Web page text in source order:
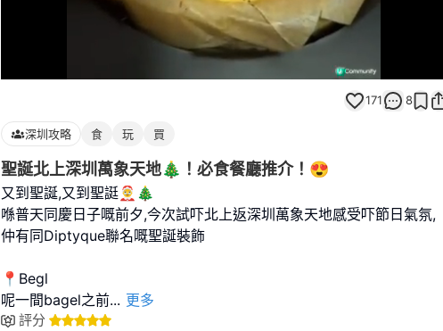
100.00%
171 8
深圳攻略 食 玩 買
聖誕北上深圳萬象天地🎄！必食餐廳推介！😍
又到聖誕,又到聖誔🤶🎄
喺普天同慶日子嘅前夕,今次試吓北上返深圳萬象天地感受吓節日氣氛,
仲有同Diptyque聯名嘅聖誕裝飾
📍Begl
呢一間bagel之前... 更多
評分